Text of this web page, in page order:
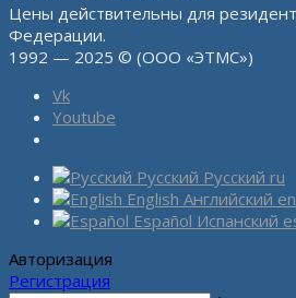
Цены действительны для
Федерации.
1992 — 2025 © (ООО «ЭТМС»)
Vk
Youtube
Русский Русский ru
English Английский en
Español Испанский
Авторизация
Регистрация